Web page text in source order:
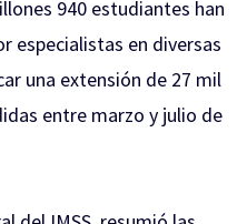
940 estudiantes han
especialistas en diversas
una extensión de 27 mil
entre marzo y julio de